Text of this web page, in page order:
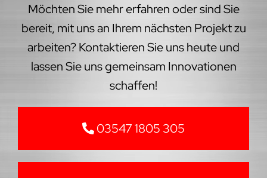
Möchten Sie mehr erfahren oder sind Sie
bereit, mit uns an Ihrem nächsten Projekt zu
arbeiten? Kontaktieren Sie uns heute und
lassen Sie uns gemeinsam Innovationen
schaffen!
03547 1805 305